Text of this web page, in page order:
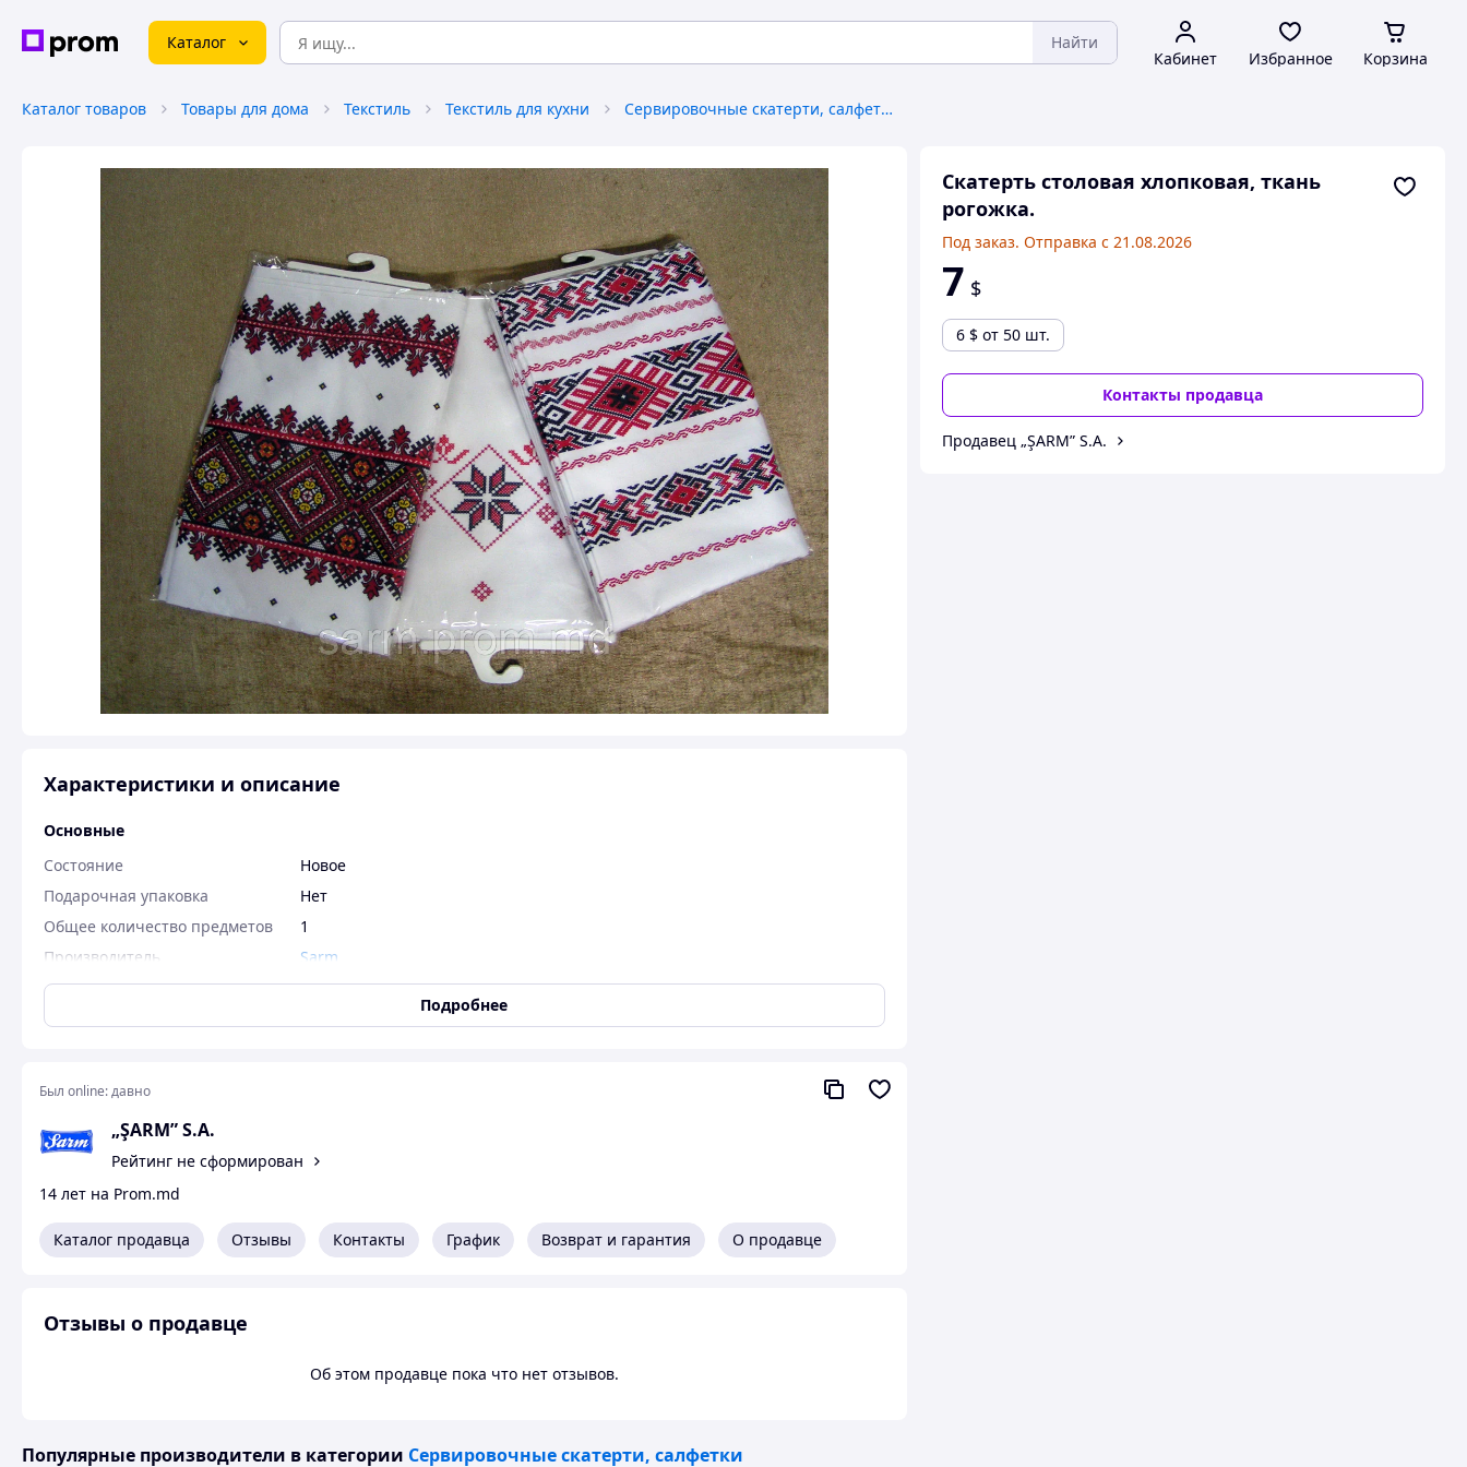
Каталог Найти
Кабинет Избранное Корзина
Каталог товаров Товары для дома Текстиль Текстиль для кухни Сервировочные скатерти, салфетки
Скатерть столовая хлопковая, ткань
рогожка.
Под заказ. Отправка с 21.08.2026
7 $
6 $ от 50 шт.
Контакты продавца
Продавец „ŞARM” S.A.
Характеристики и описание
Основные
Состояние
Новое
Подарочная упаковка
Нет
Общее количество предметов
1
Производитель
Sarm
Машинная стирка
Да
Основа
Цвет
Форма скатерти
Прямоугольная
Ширина скатерти
150 см
Состав материала
Швейное производство «SARM» и зарегистрированная торговая марка SARM® предлагает ВАМ.
Подробнее
Был online:давно
„ŞARM” S.A.
Рейтинг не сформирован
14 лет на Prom.md
Каталог продавца Отзывы Контакты График Возврат и гарантия О продавце
Отзывы о продавце
Об этом продавце пока что нет отзывов.
Популярные производители в категории Сервировочные скатерти, салфетки